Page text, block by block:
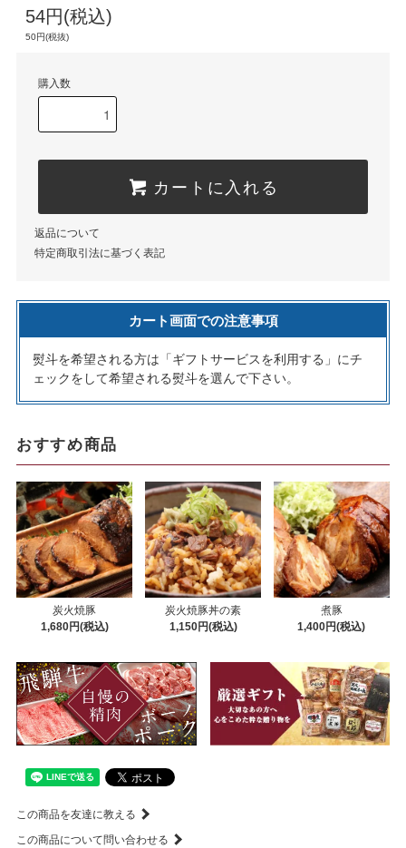
54円(税込)
50円(税抜)
購入数
カートに入れる
返品について
特定商取引法に基づく表記
カート画面での注意事項
熨斗を希望される方は「ギフトサービスを利用する」にチ
ェックをして希望される熨斗を選んで下さい。
おすすめ商品
炭火焼豚
1,680円(税込)
炭火焼豚丼の素
1,150円(税込)
煮豚
1,400円(税込)
この商品を友達に教える
この商品について問い合わせる